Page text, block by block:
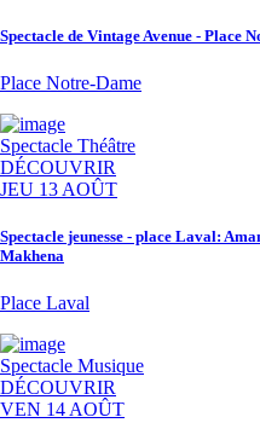
Spectacle de Vintage Avenue - Place
Place Notre-Dame
Spectacle Théâtre
DÉCOUVRIR
JEU 13 AOÛT
Spectacle jeunesse - place Laval:
Makhena
Place Laval
Spectacle Musique
DÉCOUVRIR
VEN 14 AOÛT